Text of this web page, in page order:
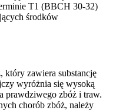
T1 (BBCH 30-32)
środków
zawiera substancję
wyróżnia się wysoką
prawdziwego zbóż i traw.
chorób zbóż, należy